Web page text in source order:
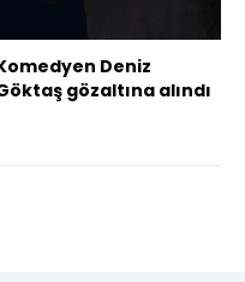
Deniz
gözaltına alındı